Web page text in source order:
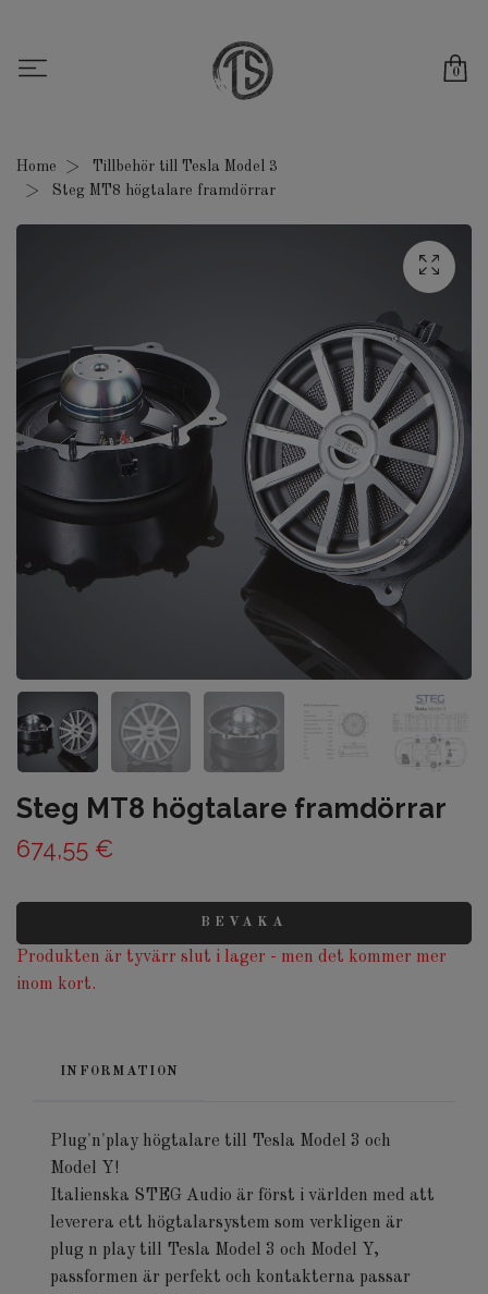
0
Home
Tillbehör till Tesla Model 3
Steg MT8 högtalare framdörrar
Steg MT8 högtalare framdörrar
674,55 €
BEVAKA
Produkten är tyvärr slut i lager - men det kommer mer
inom kort.
INFORMATION
Plug'n'play högtalare till Tesla Model 3 och
Model Y!
Italienska STEG Audio är först i världen med att
leverera ett högtalarsystem som verkligen är
plug n play till Tesla Model 3 och Model Y,
passformen är perfekt och kontakterna passar